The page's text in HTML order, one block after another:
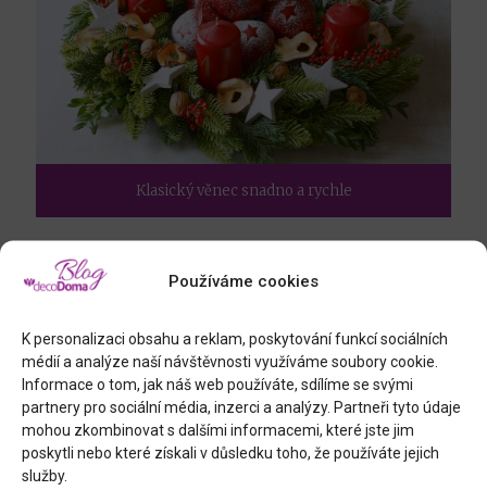
Používáme cookies
K personalizaci obsahu a reklam, poskytování funkcí sociálních
médií a analýze naší návštěvnosti využíváme soubory cookie.
Informace o tom, jak náš web používáte, sdílíme se svými
partnery pro sociální média, inzerci a analýzy. Partneři tyto údaje
mohou zkombinovat s dalšími informacemi, které jste jim
poskytli nebo které získali v důsledku toho, že používáte jejich
služby.
Klasický věnec snadno a rychle